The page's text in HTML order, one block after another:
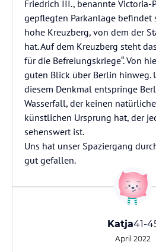
Friedrich III., benannte Victoria-
gepflegten Parkanlage befindet
hohe Kreuzberg, von dem der
hat. Auf dem Kreuzberg steht
für die Befreiungskriege“. Von
guten Blick über Berlin hinweg.
diesem Denkmal entspringe
Wasserfall, der keinen
künstlichen Ursprung hat, der
sehenswert ist.
Uns hat unser Spaziergang
gut gefallen.
Katja41-
April 2022